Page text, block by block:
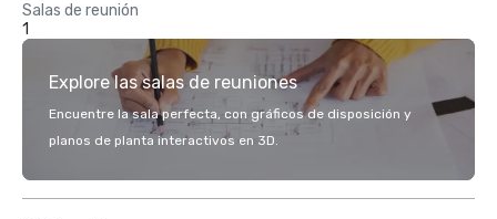
Salas de reunión
1
Explore las salas de reuniones
Encuentre la sala perfecta, con gráficos de disposición y
planos de planta interactivos en 3D.